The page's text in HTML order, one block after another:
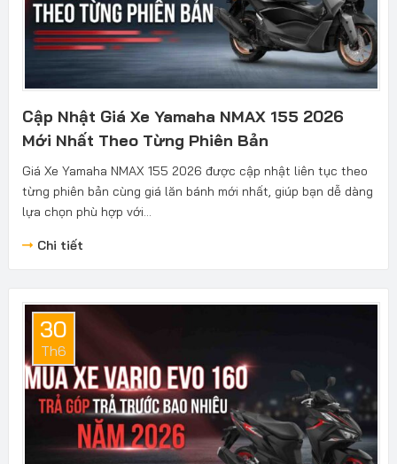
Cập Nhật Giá Xe Yamaha NMAX 155 2026
Mới Nhất Theo Từng Phiên Bản
Giá Xe Yamaha NMAX 155 2026 được cập nhật liên tục theo
từng phiên bản cùng giá lăn bánh mới nhất, giúp bạn dễ dàng
lựa chọn phù hợp với...
Chi tiết
30
Th6